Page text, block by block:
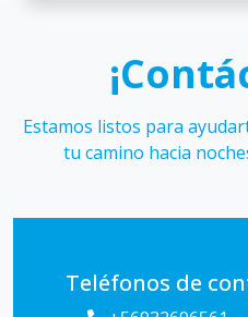
Estamos listos para
tu camino hacia
Teléfonos de